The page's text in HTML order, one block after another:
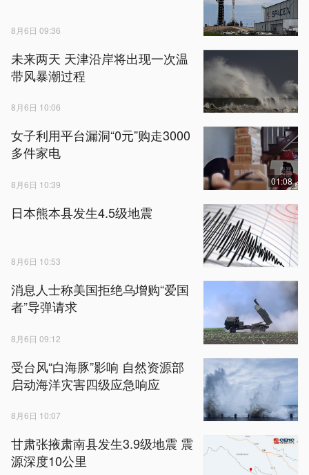
8月6日 09:36
未来两天 天津沿岸将出现一次温
带风暴潮过程
8月6日 10:06
女子利用平台漏洞“0元”购走3000
多件家电
8月6日 10:39 01:08
日本熊本县发生4.5级地震
8月6日 10:53
消息人士称美国拒绝乌增购“爱国
者”导弹请求
8月6日 09:12
受台风“白海豚”影响 自然资源部
启动海洋灾害四级应急响应
8月6日 10:07
甘肃张掖肃南县发生3.9级地震 震
源深度10公里